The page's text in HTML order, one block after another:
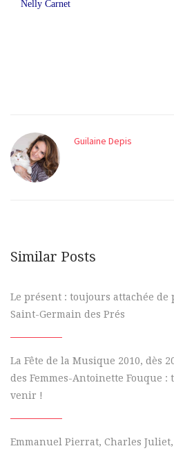
Nelly Carnet
Guilaine Depis
Similar Posts
Le présent : toujours attachée de
Saint-Germain des Prés
La Fête de la Musique 2010, dès
des Femmes-Antoinette Fouque
venir !
Emmanuel Pierrat, Charles